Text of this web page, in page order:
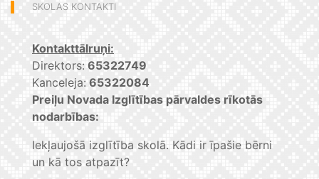
SKOLAS KONTAKTI
Kontakttālruņi:
Direktors: 65322749
Kanceleja: 65322084
Preiļu Novada Izglītības pārvaldes rīkotās
nodarbības:
Iekļaujošā izglītība skolā. Kādi ir īpašie bērni
un kā tos atpazīt?